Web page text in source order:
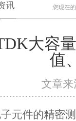
讯 您现在
大容
值
文章
元件的精密